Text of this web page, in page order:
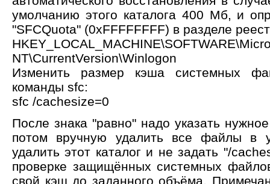
умолчанию этого каталога 400 Мб, и
"SFCQuota" (0xFFFFFFFF) в разделе
NT\CurrentVersion\Winlogon
Изменить размер кэша системных
команды sfc:
sfc /cachesize=0
После знака "равно" надо указать
потом вручную удалить все файлы в
удалить этот каталог и не задать "/
проверке защищённых системных
свой кэш до заданного объёма.